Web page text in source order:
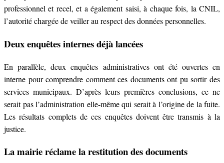
professionnel et recel, et a également saisi, à chaque fois, la CNIL,
l’autorité chargée de veiller au respect des données personnelles.
Deux enquêtes internes déjà lancées
En parallèle, deux enquêtes administratives ont été ouvertes en
interne pour comprendre comment ces documents ont pu sortir des
services municipaux. D’après leurs premières conclusions, ce ne
serait pas l’administration elle-même qui serait à l’origine de la fuite.
Les résultats complets de ces enquêtes doivent être transmis à la
justice.
La mairie réclame la restitution des documents